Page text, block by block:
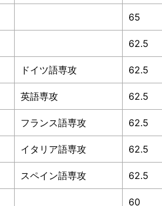
65
62.5
ドイツ語専攻 62.5
英語専攻 62.5
フランス語専攻 62.5
イタリア語専攻 62.5
スペイン語専攻 62.5
60